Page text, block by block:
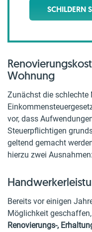
SCHILDERN
Wohnung
Zunächst die schlechte
vor, dass
Steuerpflichtigen
geltend gemacht
hierzu zwei Ausnahmen:
Bereits vor einigen
Möglichkeit
Renovierungs-,